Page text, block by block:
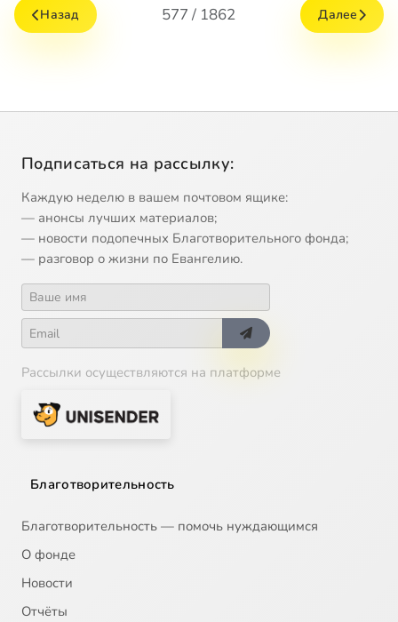
Назад 577 / 1862 Далее
Подписаться на рассылку:
Каждую неделю в вашем почтовом ящике:
— анонсы лучших материалов;
— новости подопечных Благотворительного фонда;
— разговор о жизни по Евангелию.
Рассылки осуществляются на платформе
Благотворительность
Благотворительность — помочь нуждающимся
О фонде
Новости
Отчёты